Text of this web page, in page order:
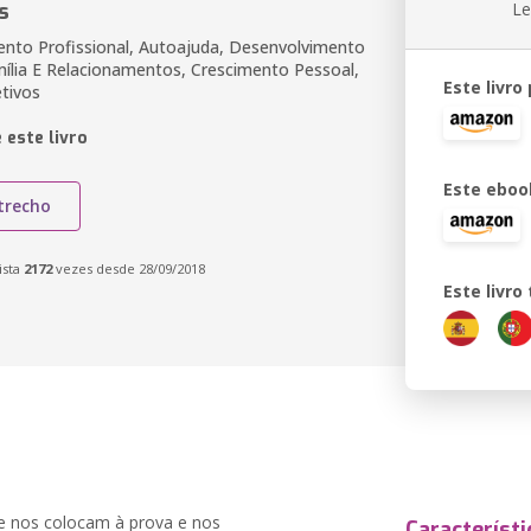
Profissional, Autoajuda, Desenvolvimento
E Relacionamentos, Crescimento Pessoal,
este livro
2172vezes desde 28/09/2018
Este livro
Este
Este livro
nos colocam à prova e nos